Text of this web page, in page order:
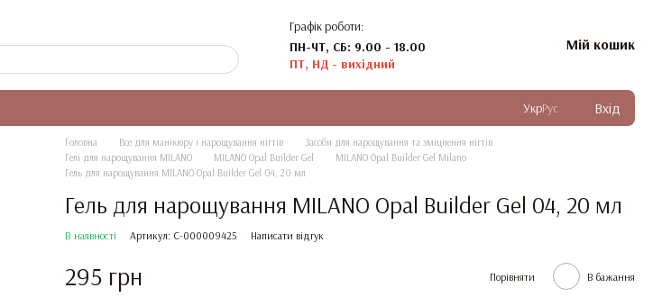
Графік роботи:
ПН-ЧТ, СБ: 9.00 - 18.00
ПТ, НД - вихідний
Мій кошик
УкрРус Вхід
Головна Все для манікюру і нарощування нігтів
Засоби для нарощування та зміцнення нігтів
Гелі для нарощування MILANO
MILANO Opal Builder Gel
MILANO Opal Builder Gel Milano
Гель для нарощування MILANO Opal Builder Gel 04, 20 мл
Гель для нарощування MILANO Opal Builder Gel 04, 20 мл
В наявності Артикул: C-000009425 Написати відгук
295 грн Порівняти В бажання